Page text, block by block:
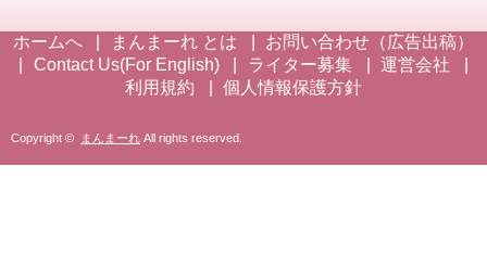
ホームへ まんまーれ とは
お問い合わせ（広告出稿）
Contact Us(For English)
ライター募集
運営会社
利用規約
個人情報保護方針
Copyright © まんまーれ All rights reserved.